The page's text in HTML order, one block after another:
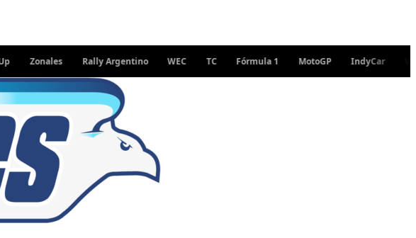
Zonales Rally Argentino WEC TC Fórmula 1 MotoGP IndyCar WRC